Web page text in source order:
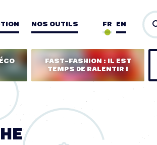
NOS OUTILS EN
FR
FAST-FASHION : IL EST
TEMPS DE RALENTIR !